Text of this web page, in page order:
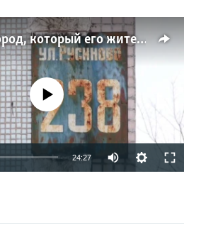
Как живет город, который его жители никогда не видели. Неизвестная Россия
source currently available
24:27